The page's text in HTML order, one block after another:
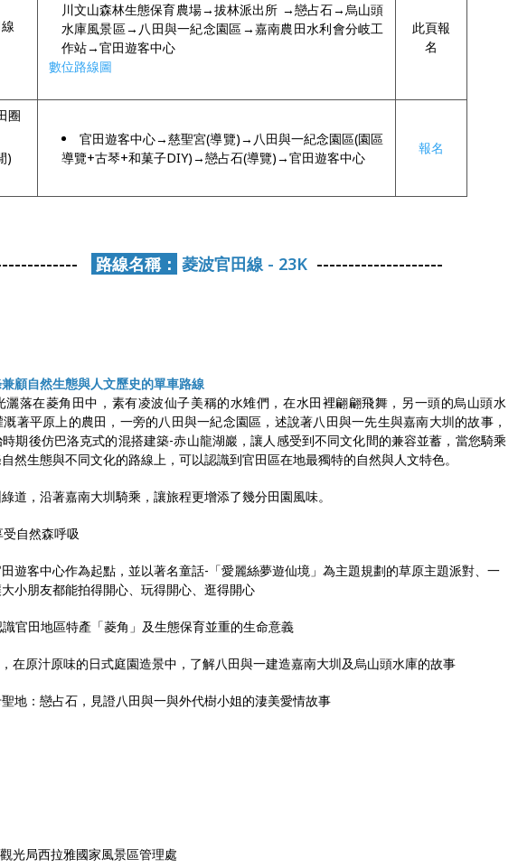
川文山森林生態保育農場→拔林派出所 →戀占石→烏山頭
水庫風景區→八田與一紀念園區→嘉南農田水利會分岐工
作站→官田遊客中心
數位路線圖
此頁報
名
圈
)
官田遊客中心→慈聖宮(導覽)→八田與一紀念園區(園區
導覽+古琴+和菓子DIY)→戀占石(導覽)→官田遊客中心
報名
路線名稱： 菱波官田線 - 23K --------------------
兼顧自然生態與人文歷史的單車路線
灑落在菱角田中，素有凌波仙子美稱的水雉們，在水田裡翩翩飛舞，另一頭的烏山頭水
著平原上的農田，一旁的八田與一紀念園區，述說著八田與一先生與嘉南大圳的故事，
期後仿巴洛克式的混搭建築-赤山龍湖巖，讓人感受到不同文化間的兼容並蓄，當您騎乘
然生態與不同文化的路線上，可以認識到官田區在地最獨特的自然與人文特色。
道，沿著嘉南大圳騎乘，讓旅程更增添了幾分田園風味。
自然森呼吸
遊客中心作為起點，並以著名童話-「愛麗絲夢遊仙境」為主題規劃的草原主題派對、一
小朋友都能拍得開心、玩得開心、逛得開心
識官田地區特產「菱角」及生態保育並重的生命意義
在原汁原味的日式庭園造景中，了解八田與一建造嘉南大圳及烏山頭水庫的故事
地：戀占石，見證八田與一與外代樹小姐的淒美愛情故事
光局西拉雅國家風景區管理處